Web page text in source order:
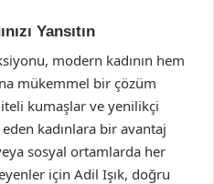
Yansıtın
modern kadının hem
mükemmel bir çözüm
kumaşlar ve yenilikçi
kadınlara bir avantaj
sosyal ortamlarda her
için Adil Işık, doğru